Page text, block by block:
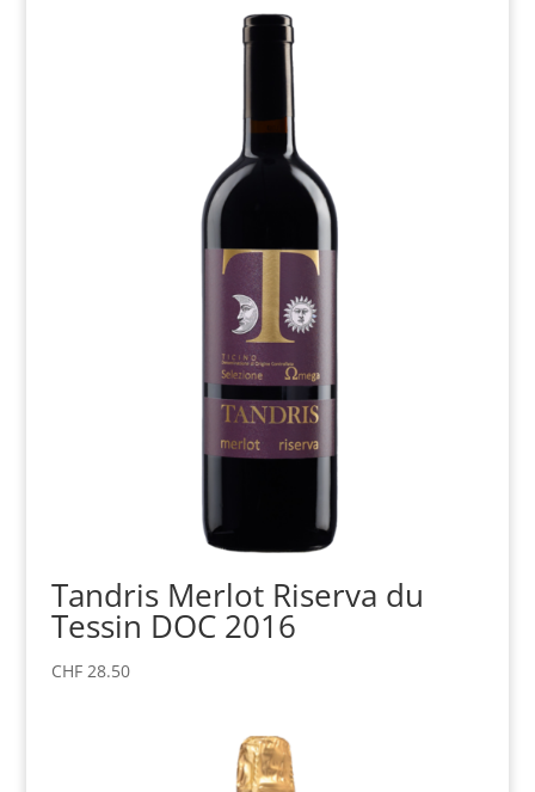
Tandris Merlot Riserva du
Tessin DOC 2016
CHF28.50